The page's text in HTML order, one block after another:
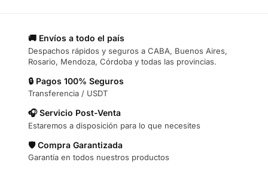
🚚 Envíos a todo el país
Despachos rápidos y seguros a CABA, Buenos Aires,
Rosario, Mendoza, Córdoba y todas las provincias.
🔒 Pagos 100% Seguros
Transferencia / USDT
🎧 Servicio Post-Venta
Estaremos a disposición para lo que necesites
🛡️ Compra Garantizada
Garantía en todos nuestros productos